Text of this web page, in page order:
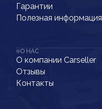
Гарантии
Полезная информация
О НАС
О компании Carseller
Отзывы
Контакты